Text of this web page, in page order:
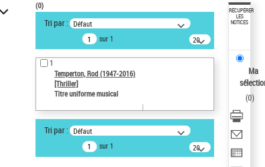
VOTRE RECHERCHE
Recherche avancée dans les
notices d’autorité
Œuvres liées à l'auteur :
Temperton, Rod (1947-2016)
Auteur d’œuvre
Type de notice d'autorité
(0)
Tri par : Défaut
sur 1
20
résultats/page
1
Temperton, Rod (1947-2016)
[Thriller]
Titre uniforme musical
Tri par : Défaut
sur 1
20
résultats/page
RÉCUPÉRER
LES
NOTICES
Ma
(0)